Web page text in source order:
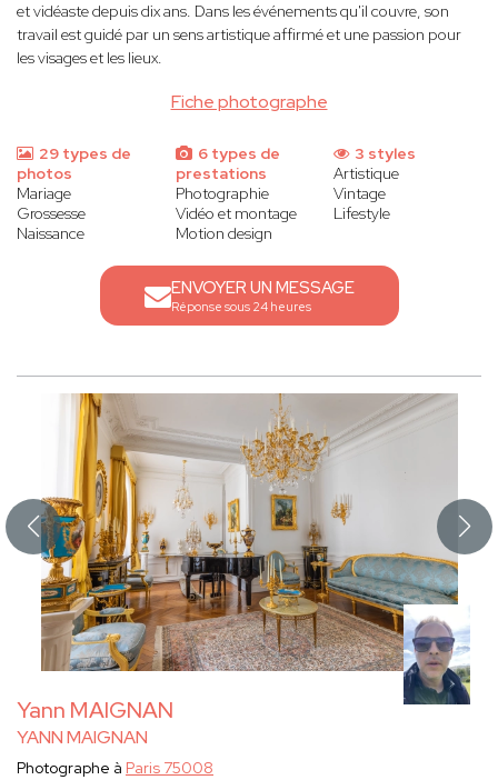
Fiche photographe
et vidéaste depuis dix ans. Dans les événements qu'il couvre, son
travail est guidé par un sens artistique affirmé et une passion pour
les visages et les lieux.
29 types de
photos
Mariage
Grossesse
Naissance
6 types de
prestations
Photographie
Vidéo et montage
Motion design
3 styles
Artistique
Vintage
Lifestyle
ENVOYER UN MESSAGE
Réponse sous 24 heures
Yann MAIGNAN
YANN MAIGNAN
Photographe à Paris 75008